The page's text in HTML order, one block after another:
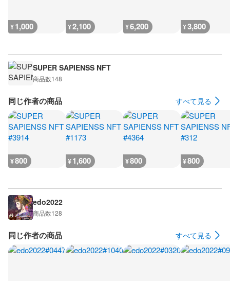
¥1,000 ¥2,100 ¥6,200 ¥3,800
SUPER SAPIENSS NFT
商品数148
同じ作者の商品 すべて見る
¥800 ¥1,600 ¥800 ¥800
edo2022
商品数128
同じ作者の商品 すべて見る